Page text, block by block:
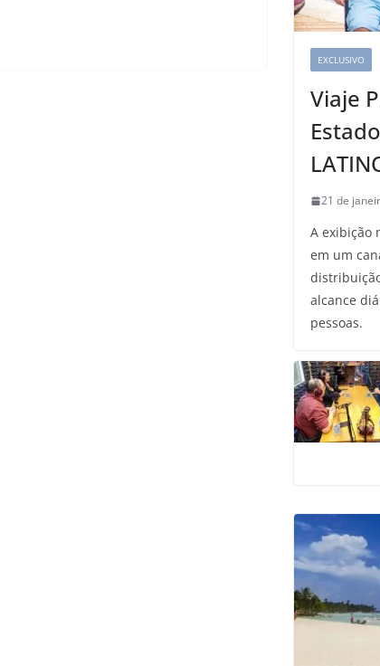
EXCLUSIVO
Viaje
21 de
A exibição
em um
alcance
pessoas.